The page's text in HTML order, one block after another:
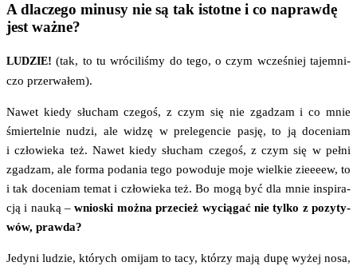
A dlaczego minusy nie są tak istotne i co naprawdę
jest ważne?
LUDZIE! (tak, to tu wró­ci­li­śmy do tego, o czym wcze­śniej tajem­ni­
czo przerwałem).
Nawet kie­dy słu­cham cze­goś, z czym się nie zga­dzam i co mnie
śmier­tel­nie nudzi, ale widzę w pre­le­gen­cie pasję, to ją doce­niam
i czło­wie­ka też. Nawet kie­dy słu­cham cze­goś, z czym się w peł­ni
zga­dzam, ale for­ma poda­nia tego powo­du­je moje wiel­kie zie­eeew, to
i tak doce­niam temat i czło­wie­ka też. Bo mogą być dla mnie inspi­ra­
cją i nauką –wnio­ski moż­na prze­cież wycią­gać nie tyl­ko z pozy­ty­
wów, prawda?
Jedy­ni ludzie, któ­rych omi­jam to tacy, któ­rzy mają dupę wyżej nosa,